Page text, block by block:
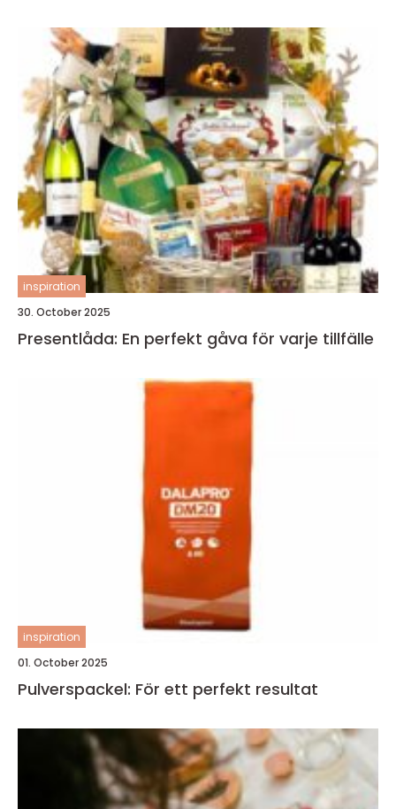
inspiration
30. October 2025
Presentlåda: En perfekt gåva för varje tillfälle
inspiration
01. October 2025
Pulverspackel: För ett perfekt resultat